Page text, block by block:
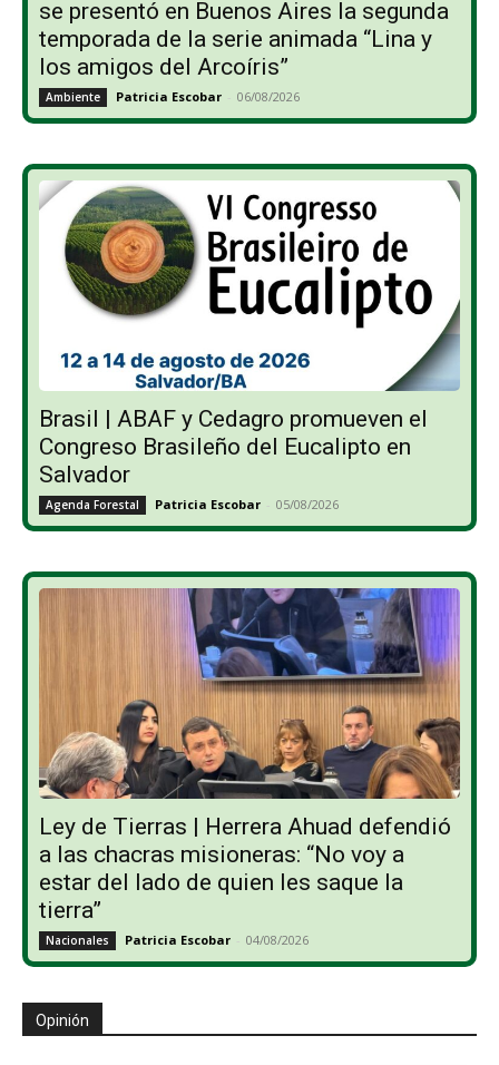
se presentó en Buenos Aires la segunda
temporada de la serie animada “Lina y
los amigos del Arcoíris”
Ambiente Patricia Escobar - 06/08/2026
Brasil | ABAF y Cedagro promueven el
Congreso Brasileño del Eucalipto en
Salvador
Agenda Forestal Patricia Escobar - 05/08/2026
Ley de Tierras | Herrera Ahuad defendió
a las chacras misioneras: “No voy a
estar del lado de quien les saque la
tierra”
Nacionales Patricia Escobar - 04/08/2026
Opinión